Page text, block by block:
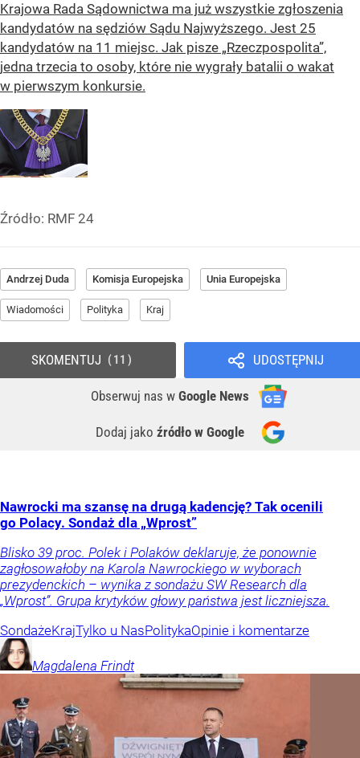
Krajowa Rada Sądownictwa ma już wszystkie zgłoszenia
kandydatów na sędziów Sądu Najwyższego. Jest 25
kandydatów na 11 miejsc. Jak pisze „Rzeczpospolita”,
jedna trzecia to osoby, które nie wygrały batalii o wakat
w pierwszym konkursie.
Źródło: RMF 24
Andrzej Duda Komisja Europejska Unia Europejska
Wiadomości Polityka Kraj
UDOSTĘPNIJ
Obserwuj nas w Google News
Dodaj jako źródło w Google
SKOMENTUJ 11
Nawrocki ma szansę na drugą kadencję? Tak ocenili
go Polacy. Sondaż dla „Wprost”
Blisko 39 proc. Polek i Polaków deklaruje, że ponownie
zagłosowałoby na Karola Nawrockiego w wyborach
prezydenckich – wynika z sondażu SW Research dla
„Wprost”. Grupa krytyków głowy państwa jest liczniejsza.
SondażeKrajTylko u NasPolitykaOpinie i komentarze
Magdalena Frindt